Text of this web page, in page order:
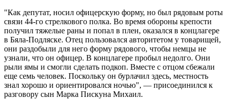
"Как депутат, носил офицерскую форму, но был рядовым роты
связи 44-го стрелкового полка. Во время обороны крепости
получил тяжелые раны и попал в плен, оказался в концлагере
в Бяла-Подляске. Отец пользовался авторитетом у товарищей,
они раздобыли для него форму рядового, чтобы немцы не
узнали, что он офицер. В концлагере пробыл недолго. Они
рыли ямы и смогли сделать подкоп. Вместе с отцом сбежали
еще семь человек. Поскольку он бурлачил здесь, местность
знал хорошо и ориентировался ночью", — присоединился к
разговору сын Марка Пискуна Михаил.